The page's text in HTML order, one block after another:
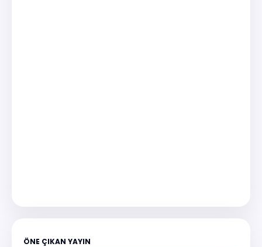
ÖNE ÇIKAN YAYIN